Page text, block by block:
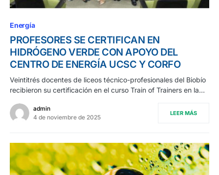
Energía
PROFESORES SE CERTIFICAN EN
HIDRÓGENO VERDE CON APOYO DEL
CENTRO DE ENERGÍA UCSC Y CORFO
Veintitrés docentes de liceos técnico-profesionales del Biobío
recibieron su certificación en el curso Train of Trainers en la…
admin
4 de noviembre de 2025
LEER MÁS